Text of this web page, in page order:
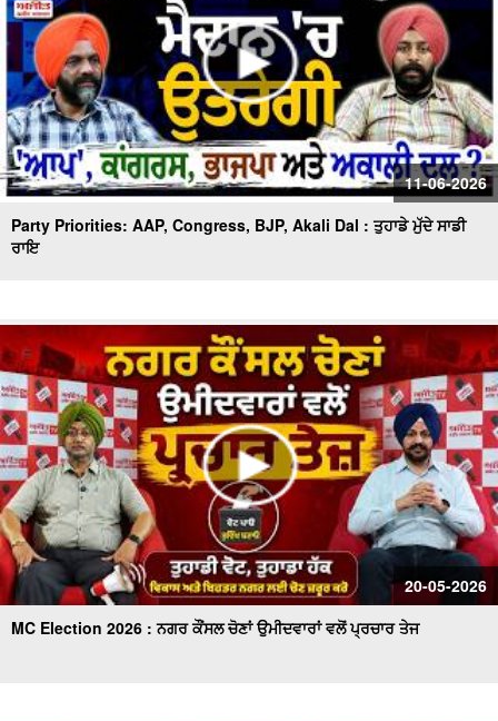
11-06-2026
Party Priorities: AAP, Congress, BJP, Akali Dal : ਤੁਹਾਡੇ ਮੁੱਦੇ ਸਾਡੀ
ਰਾਇ
20-05-2026
MC Election 2026 : ਨਗਰ ਕੌਂਸਲ ਚੋਣਾਂ ਉਮੀਦਵਾਰਾਂ ਵਲੋਂ ਪ੍ਰਚਾਰ ਤੇਜ